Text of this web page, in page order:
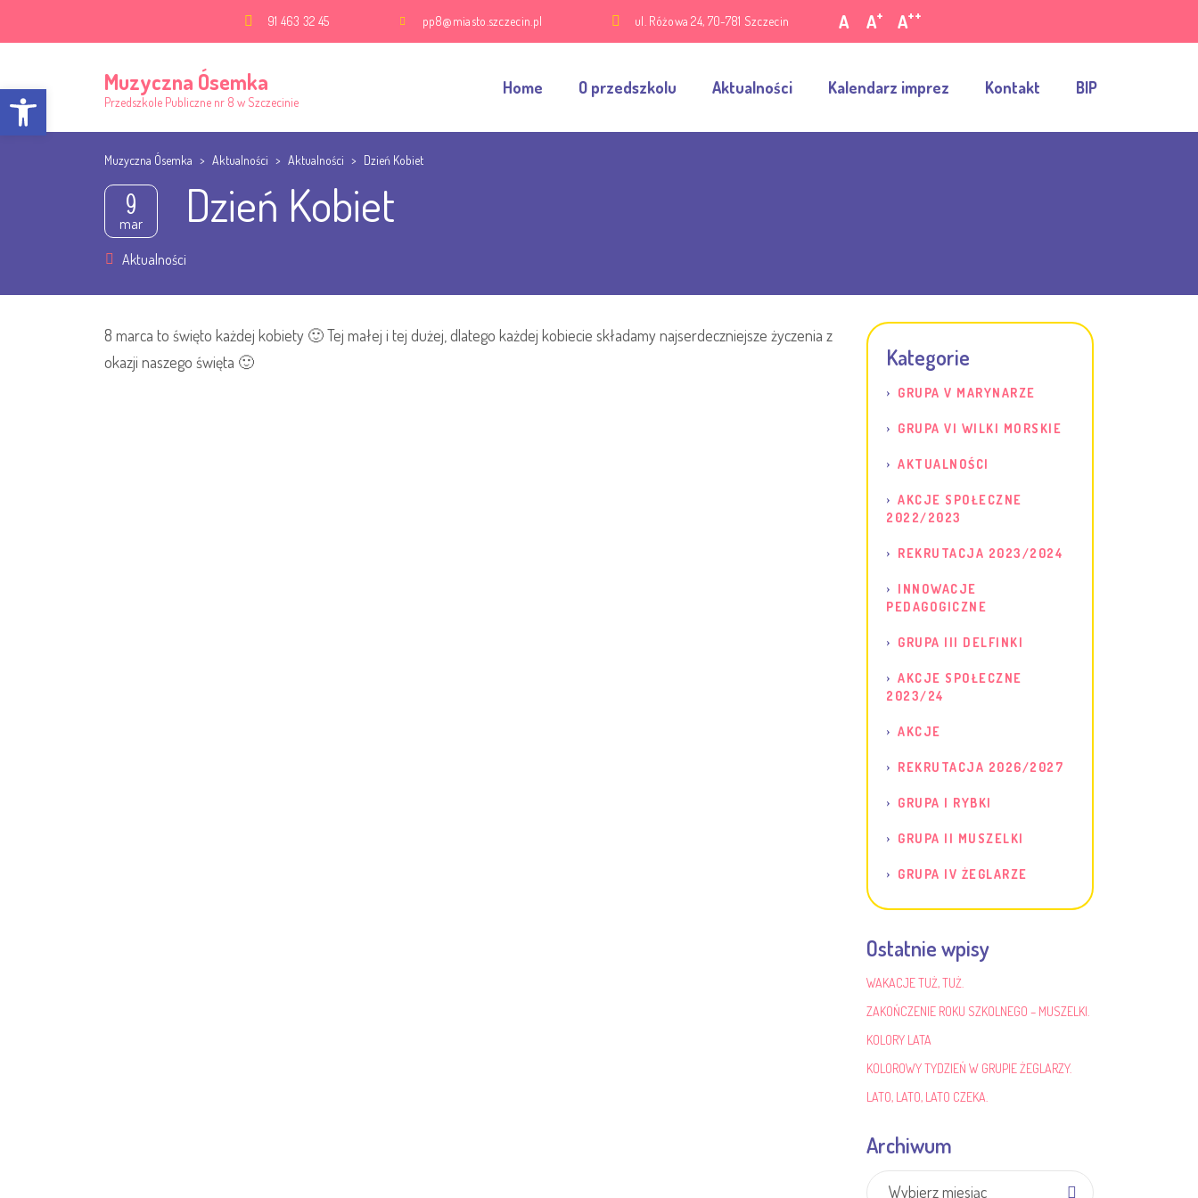
91 463 32 45 pp8@miasto.szczecin.pl ul. Różowa 24, 70-781 Szczecin A A+ A++
Muzyczna Ósemka
Przedszkole Publiczne nr 8 w Szczecinie
Home O przedszkolu Aktualności Kalendarz imprez Kontakt BIP
Muzyczna Ósemka > Aktualności > Aktualności > Dzień Kobiet
9
mar Dzień Kobiet
Aktualności
8 marca to święto każdej kobiety 🙂 Tej małej i tej dużej, dlatego każdej kobiecie składamy najserdeczniejsze życzenia z
okazji naszego święta 🙂
Kategorie
GRUPA V MARYNARZE
GRUPA VI WILKI MORSKIE
AKTUALNOŚCI
AKCJE SPOŁECZNE
2022/2023
REKRUTACJA 2023/2024
INNOWACJE
PEDAGOGICZNE
GRUPA III DELFINKI
AKCJE SPOŁECZNE
2023/24
AKCJE
REKRUTACJA 2026/2027
GRUPA I RYBKI
GRUPA II MUSZELKI
GRUPA IV ŻEGLARZE
Ostatnie wpisy
WAKACJE TUŻ, TUŻ.
ZAKOŃCZENIE ROKU SZKOLNEGO – MUSZELKI.
KOLORY LATA
KOLOROWY TYDZIEŃ W GRUPIE ŻEGLARZY.
LATO, LATO, LATO CZEKA.
Archiwum
Archiwum
Wybierz miesiąc
Open toolbar